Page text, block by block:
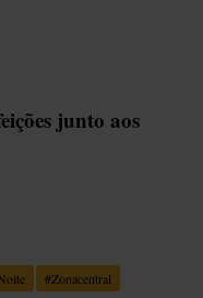
junto aos
#Zonacentral